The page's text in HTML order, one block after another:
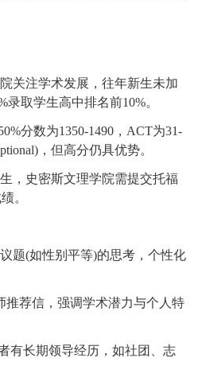
注学术发展，往年新生未加
录取学生高中排名前10%。
分数为1350-1490，ACT为31-
，但高分仍具优势。
史密斯文理学院需提交托福
。
(如性别平等)的思考，个性化
荐信，强调学术潜力与个人特
长期领导经历，如社团、志